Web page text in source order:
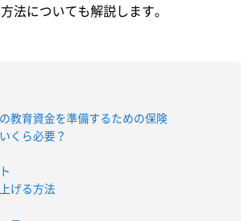
法についても解説します。
教育資金を準備するための保険
くら必要？
げる方法